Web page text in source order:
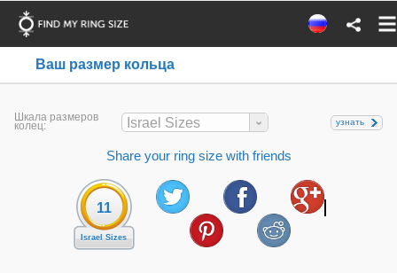
Ваш размер кольца
Шкала размеров
колец: Israel Sizes узнать
Share your ring size with friends
11
Israel Sizes